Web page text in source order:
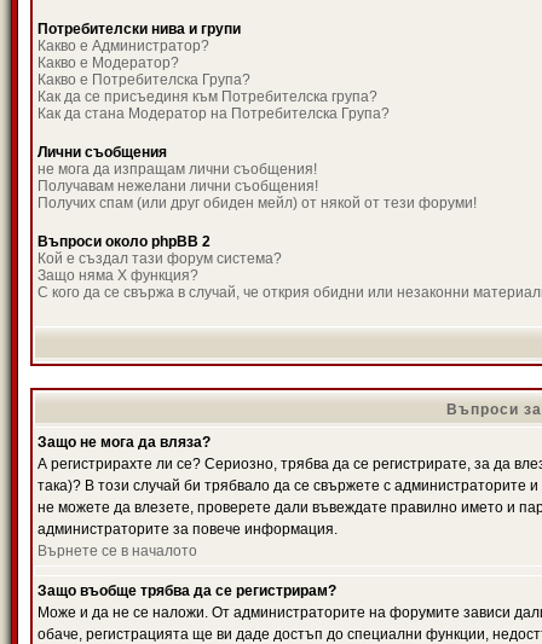
Потребителски нива и групи
Какво е Администратор?
Какво е Модератор?
Какво е Потребителска Група?
Как да се присъединя към Потребителска група?
Как да стана Модератор на Потребителска Група?
Лични съобщения
не мога да изпращам лични съобщения!
Получавам нежелани лични съобщения!
Получих спам (или друг обиден мейл) от някой от тези форуми!
Въпроси около phpBB 2
Кой е създал тази форум система?
Защо няма X функция?
С кого да се свържа в случай, че открия обидни или незаконни
Въпроси
Защо не мога да вляза?
А регистрирахте ли се? Сериозно, трябва да се регистрирате, за да
така)? В този случай би трябвало да се свържете с администраторите
не можете да влезете, проверете дали въвеждате правилно името и
администраторите за повече информация.
Върнете се в началото
Защо въобще трябва да се регистрирам?
Може и да не се наложи. От администраторите на форумите зависи
обаче, регистрацията ще ви даде достъп до специални функции,